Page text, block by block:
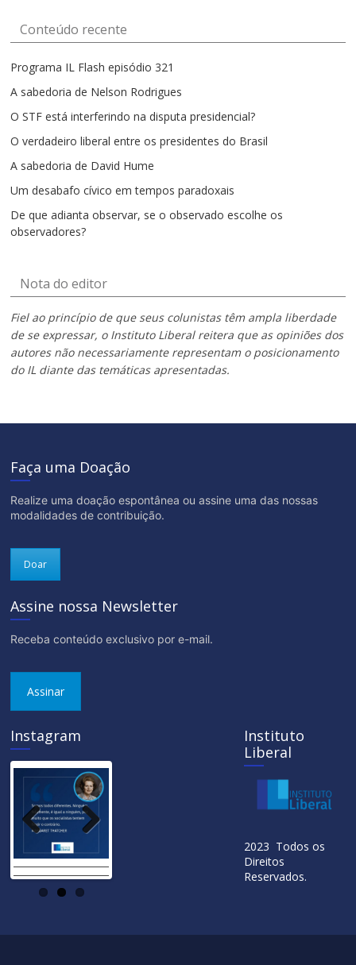
Conteúdo recente
Programa IL Flash episódio 321
A sabedoria de Nelson Rodrigues
O STF está interferindo na disputa presidencial?
O verdadeiro liberal entre os presidentes do Brasil
A sabedoria de David Hume
Um desabafo cívico em tempos paradoxais
De que adianta observar, se o observado escolhe os
observadores?
Nota do editor
Fiel ao princípio de que seus colunistas têm ampla liberdade
de se expressar, o Instituto Liberal reitera que as opiniões dos
autores não necessariamente representam o posicionamento
do IL diante das temáticas apresentadas.
Faça uma Doação
Realize uma doação espontânea ou assine uma das nossas
modalidades de contribuição.
Doar
Assine nossa Newsletter
Receba conteúdo exclusivo por e-mail.
Assinar
Instagram
ous
Instituto
Liberal
2023 Todos os
Direitos
Reservados.